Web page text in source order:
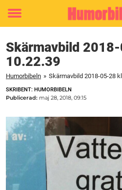
Toggle
Skärmavbild
10.22.39
Humorbibeln » Skärmavbild 2018-05-28
SKRIBENT: HUMORBIBELN
Publicerad: maj 28, 2018, 09:15